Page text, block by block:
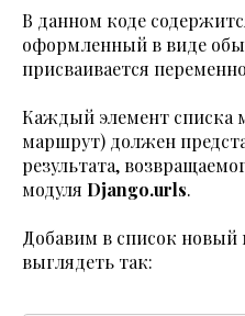
В данном коде
оформленный в виде
присваивается
Каждый элемент списка
маршрут) должен
результата,
модуля Django.urls.
Добавим в список новый
выглядеть так: